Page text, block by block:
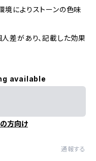
によりストーンの色味
差があり、記載した効果
available
方向け
通報する